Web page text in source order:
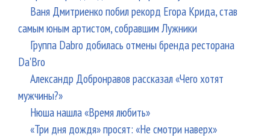
Ваня Дмитриенко побил рекорд Егора Крида, став
самым юным артистом, собравшим Лужники
Группа Dabro добилась отмены бренда ресторана
Da'Bro
Александр Добронравов рассказал «Чего хотят
мужчины?»
Нюша нашла «Время любить»
«Три дня дождя» просят: «Не смотри наверх»